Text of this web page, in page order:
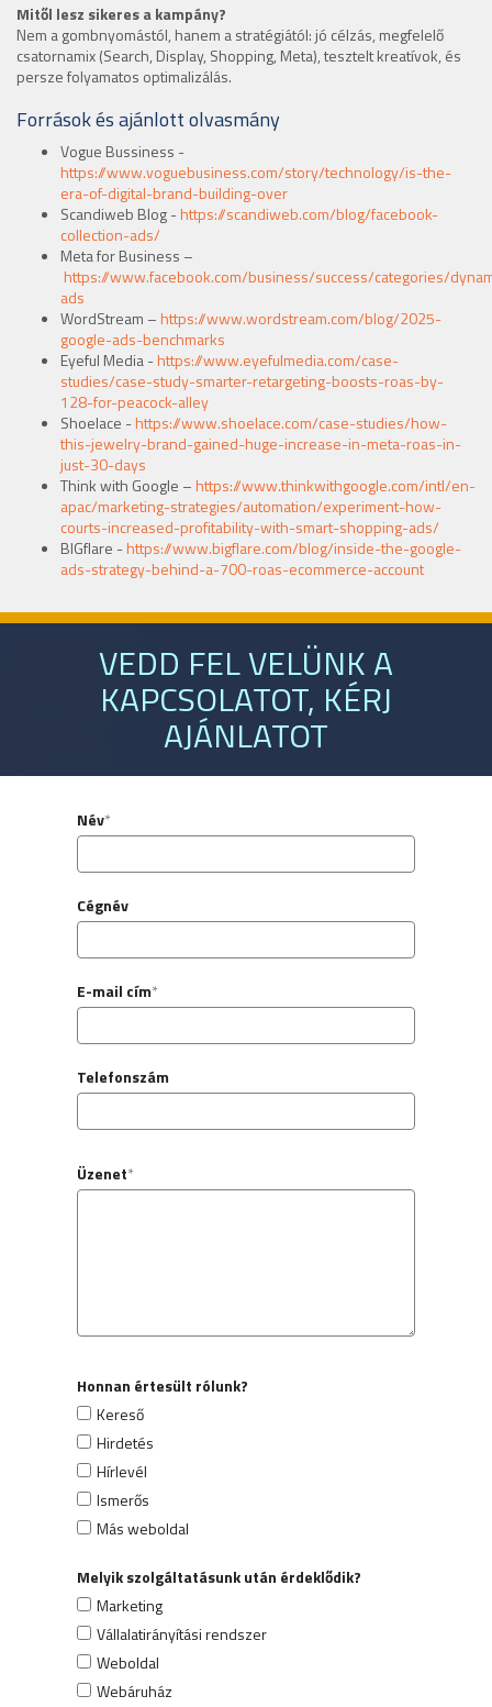
Mitől lesz sikeres a kampány?
Nem a gombnyomástól, hanem a stratégiától: jó célzás, megfelelő
csatornamix (Search, Display, Shopping, Meta), tesztelt kreatívok, és
persze folyamatos optimalizálás.
Források és ajánlott olvasmány
Vogue Bussiness -
https://www.voguebusiness.com/story/technology/is-the-
era-of-digital-brand-building-over
Scandiweb Blog -https://scandiweb.com/blog/facebook-
collection-ads/
Meta for Business –
https://www.facebook.com/business/success/categories/
ads
WordStream –https://www.wordstream.com/blog/2025-
google-ads-benchmarks
Eyeful Media -https://www.eyefulmedia.com/case-
studies/case-study-smarter-retargeting-boosts-roas-by-
128-for-peacock-alley
Shoelace -https://www.shoelace.com/case-studies/how-
this-jewelry-brand-gained-huge-increase-in-meta-roas-in-
just-30-days
Think with Google –https://www.thinkwithgoogle.com/intl/en-
apac/marketing-strategies/automation/experiment-how-
courts-increased-profitability-with-smart-shopping-ads/
BIGflare -https://www.bigflare.com/blog/inside-the-google-
ads-strategy-behind-a-700-roas-ecommerce-account
VEDD FEL VELÜNK A
KAPCSOLATOT, KÉRJ
AJÁNLATOT
Név*
Cégnév
E-mail cím*
Telefonszám
Üzenet*
Honnan értesült rólunk?
Kereső
Hirdetés
Hírlevél
Ismerős
Más weboldal
Melyik szolgáltatásunk után érdeklődik?
Marketing
Vállalatirányítási rendszer
Weboldal
Webáruház